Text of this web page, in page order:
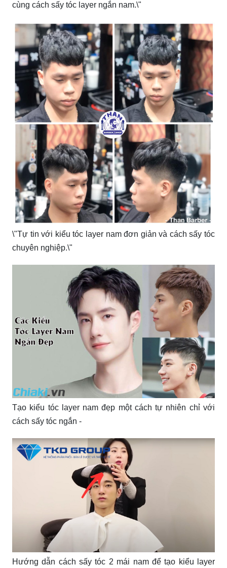
cùng cách sấy tóc layer ngắn nam.\"
\"Tự tin với kiểu tóc layer nam đơn giản và cách sấy tóc
chuyên nghiệp.\"
Tạo kiểu tóc layer nam đẹp một cách tự nhiên chỉ với
cách sấy tóc ngắn -
Hướng dẫn cách sấy tóc 2 mái nam để tạo kiểu layer